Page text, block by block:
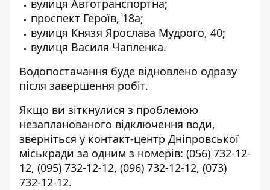
вулиця Автотранспортна;
проспект Героїв, 18а;
вулиця Князя Ярослава Мудрого, 40;
вулиця Василя Чапленка.
Водопостачання буде відновлено одразу
після завершення робіт.
Якщо ви зіткнулися з проблемою
незапланованого відключення води,
зверніться у контакт-центр Дніпровської
міськради за одним з номерів: (056) 732-12-
12, (095) 732-12-12, (096) 732-12-12, (073)
732-12-12.